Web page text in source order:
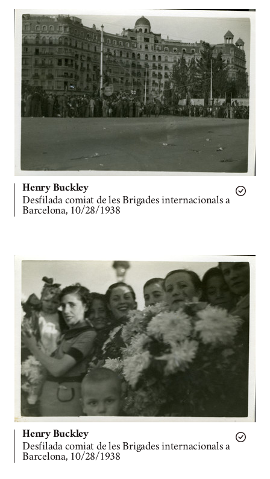
Henry Buckley
Desfilada comiat de les Brigades internacionals a
Barcelona, 10/28/1938
Henry Buckley
Desfilada comiat de les Brigades internacionals a
Barcelona, 10/28/1938